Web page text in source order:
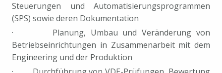
Steuerungen und Automatisierungsprogrammen
(SPS) sowie deren Dokumentation
· Planung, Umbau und Veränderung von
Betriebseinrichtungen in Zusammenarbeit mit dem
Engineering und der Produktion